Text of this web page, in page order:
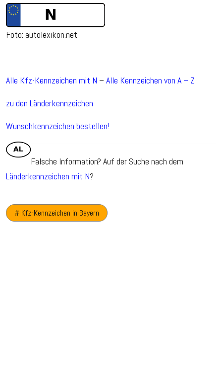
Foto: autolexikon.net
Alle Kfz-Kennzeichen mit N – Alle Kennzeichen von A – Z
zu den Länderkennzeichen
Wunschkennzeichen bestellen!
Falsche Information? Auf der Suche nach dem
Länderkennzeichen mit N?
# Kfz-Kennzeichen in Bayern